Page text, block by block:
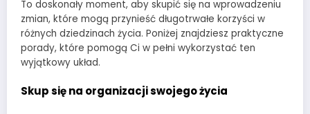
To doskonały moment, aby skupić się na wprowadzeniu
zmian, które mogą przynieść długotrwałe korzyści w
różnych dziedzinach życia. Poniżej znajdziesz praktyczne
porady, które pomogą Ci w pełni wykorzystać ten
wyjątkowy układ.
Skup się na organizacji swojego życia